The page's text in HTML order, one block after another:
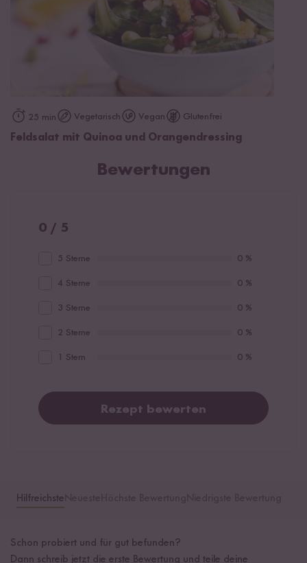
25 min Vegetarisch Vegan Glutenfrei
Feldsalat mit Quinoa und Orangendressing
Bewertungen
0 / 5
5 Sterne 0 %
4 Sterne 0 %
3 Sterne 0 %
2 Sterne 0 %
1 Stern 0 %
Rezept bewerten
Hilfreichste
Schon probiert und für gut befunden?
Dann schreib jetzt die erste Bewertung und teile deine